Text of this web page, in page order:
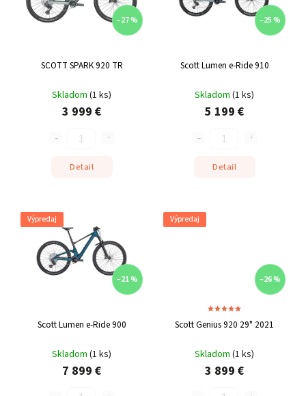
–27 %
SCOTT SPARK 920 TR
Skladom (1 ks)
3 999 €
Detail
–25 %
Scott Lumen e-Ride 910
Skladom (1 ks)
5 199 €
Detail
Výpredaj
–21 %
Scott Lumen e-Ride 900
Skladom (1 ks)
7 899 €
Výpredaj
–26 %
Scott Genius 920 29" 2021
Skladom (1 ks)
3 899 €